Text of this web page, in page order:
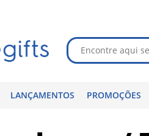
LANÇAMENTOS PROMOÇÕES